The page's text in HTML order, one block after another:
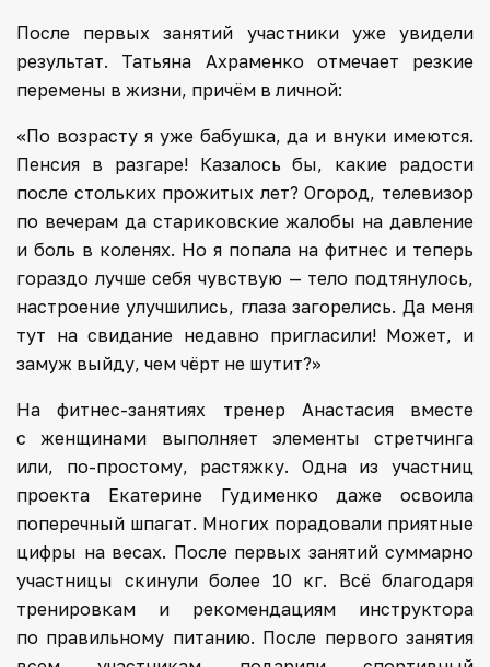
После первых занятий участники уже увидели
результат. Татьяна Ахраменко отмечает резкие
перемены в жизни, причём в личной:
«По возрасту я уже бабушка, да и внуки имеются.
Пенсия в разгаре! Казалось бы, какие радости
после стольких прожитых лет? Огород, телевизор
по вечерам да стариковские жалобы на давление
и боль в коленях. Но я попала на фитнес и теперь
гораздо лучше себя чувствую — тело подтянулось,
настроение улучшились, глаза загорелись. Да меня
тут на свидание недавно пригласили! Может, и
замуж выйду, чем чёрт не шутит?»
На фитнес-занятиях тренер Анастасия вместе
с женщинами выполняет элементы стретчинга
или, по-простому, растяжку. Одна из участниц
проекта Екатерине Гудименко даже освоила
поперечный шпагат. Многих порадовали приятные
цифры на весах. После первых занятий суммарно
участницы скинули более 10 кг. Всё благодаря
тренировкам и рекомендациям инструктора
по правильному питанию. После первого занятия